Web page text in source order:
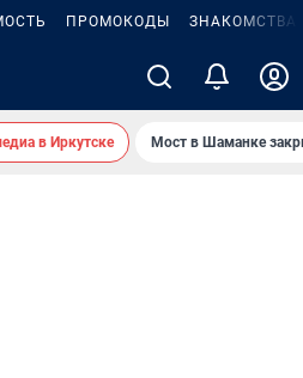
ПРОМОКОДЫ ЗНАКОМСТВА
в Иркутске Мост в Шаманке